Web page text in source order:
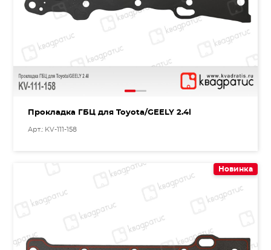
Прокладка ГБЦ для Toyota/GEELY 2.4l
Арт.: KV-111-158
Новинка